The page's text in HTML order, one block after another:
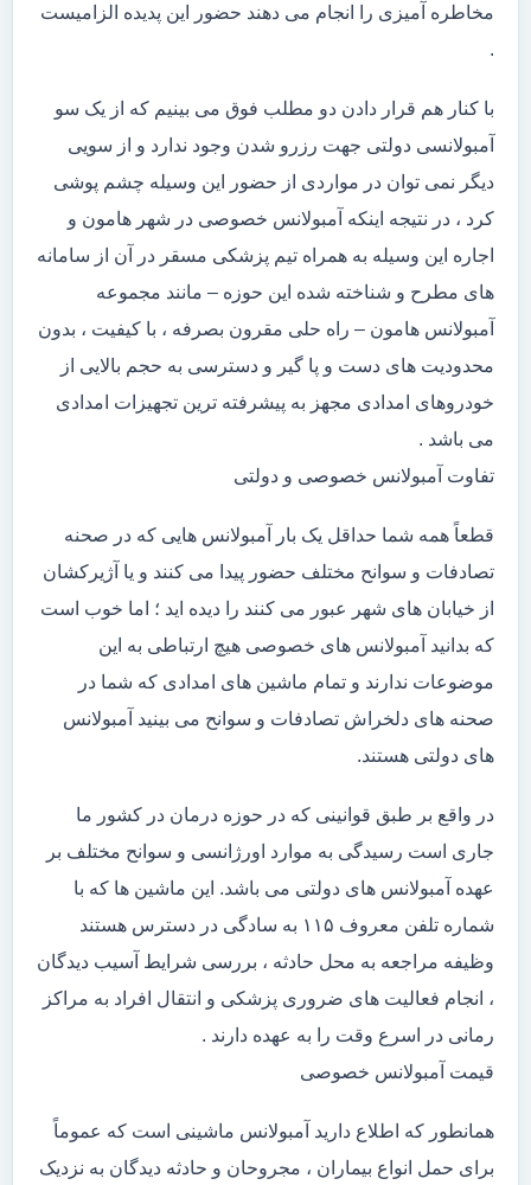
مخاطره آمیزی را انجام می دهند حضور این پدیده الزامیست
.
با کنار هم قرار دادن دو مطلب فوق می بینیم که از یک سو
آمبولانسی دولتی جهت رزرو شدن وجود ندارد و از سویی
دیگر نمی توان در مواردی از حضور این وسیله چشم پوشی
کرد ، در نتیجه اینکه آمبولانس خصوصی در شهر هامون و
اجاره این وسیله به همراه تیم پزشکی مسقر در آن از سامانه
های مطرح و شناخته شده این حوزه – مانند مجموعه
آمبولانس هامون – راه حلی مقرون بصرفه ، با کیفیت ، بدون
محدودیت های دست و پا گیر و دسترسی به حجم بالایی از
خودروهای امدادی مجهز به پیشرفته ترین تجهیزات امدادی
می باشد .
تفاوت آمبولانس خصوصی و دولتی
قطعاً همه شما حداقل یک بار آمبولانس هایی که در صحنه
تصادفات و سوانح مختلف حضور پیدا می کنند و یا آژیرکشان
از خیابان های شهر عبور می کنند را دیده اید ؛ اما خوب است
که بدانید آمبولانس های خصوصی هیچ ارتباطی به این
موضوعات ندارند و تمام ماشین های امدادی که شما در
صحنه های دلخراش تصادفات و سوانح می بینید آمبولانس
های دولتی هستند.
در واقع بر طبق قوانینی که در حوزه درمان در کشور ما
جاری است رسیدگی به موارد اورژانسی و سوانح مختلف بر
عهده آمبولانس های دولتی می باشد. این ماشین ها که با
شماره تلفن معروف ۱۱۵ به سادگی در دسترس هستند
وظیفه مراجعه به محل حادثه ، بررسی شرایط آسیب دیدگان
، انجام فعالیت های ضروری پزشکی و انتقال افراد به مراکز
رمانی در اسرع وقت را به عهده دارند .
قیمت آمبولانس خصوصی
همانطور که اطلاع دارید آمبولانس ماشینی است که عموماً
برای حمل انواع بیماران ، مجروحان و حادثه دیدگان به نزدیک